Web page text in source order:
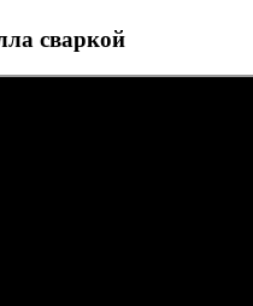
сваркой